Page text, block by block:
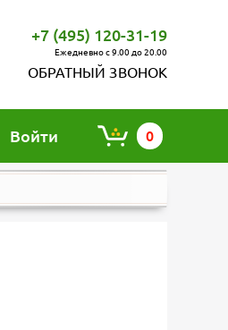
+7 (495) 120-31-19
Ежедневно с 9.00 до 20.00
ОБРАТНЫЙ ЗВОНОК
Войти 0